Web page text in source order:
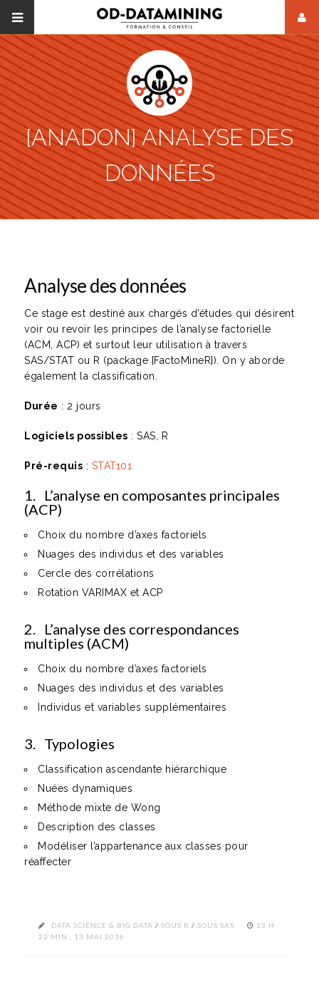
[ANADON] ANALYSE DES
DONNÉES
Analyse des données
Ce stage est destiné aux chargés d’études qui désirent
voir ou revoir les principes de l’analyse factorielle
(ACM, ACP) et surtout leur utilisation à travers
SAS/STAT ou R (package {FactoMineR}). On y aborde
également la classification.
Durée : 2 jours
Logiciels possibles : SAS, R
Pré-requis : STAT101
1. L’analyse en composantes principales
(ACP)
Choix du nombre d’axes factoriels
Nuages des individus et des variables
Cercle des corrélations
Rotation VARIMAX et ACP
2. L’analyse des correspondances
multiples (ACM)
Choix du nombre d’axes factoriels
Nuages des individus et des variables
Individus et variables supplémentaires
3. Typologies
Classification ascendante hiérarchique
Nuées dynamiques
Méthode mixte de Wong
Description des classes
Modéliser l’appartenance aux classes pour
réaffecter
DATA SCIENCE & BIG DATA / SOUS R / SOUS SAS
13 H
22 MIN , 13 MAI 2016